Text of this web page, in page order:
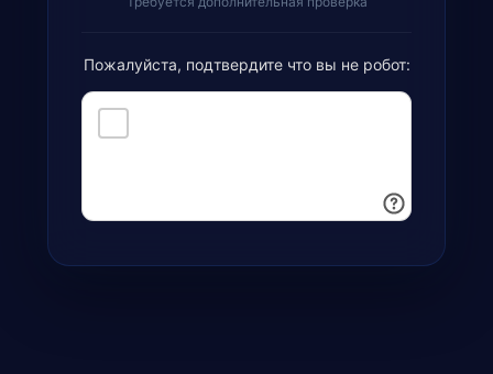
Пожалуйста, подтвердите что вы не робот: